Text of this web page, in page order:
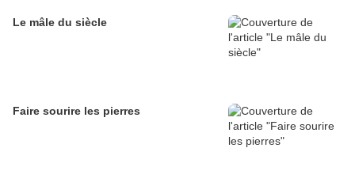
Le mâle du siècle
Faire sourire les pierres